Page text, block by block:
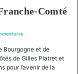
Comté
la
Bourgogne
Bourgogne et de
de Gilles Platret et
pour l’avenir de la